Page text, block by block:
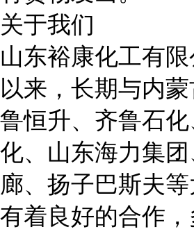
关于我们
山东裕康化工有
以来，长期与内
鲁恒升、齐鲁石
化、山东海力集
廊、扬子巴斯夫
有着良好的合作